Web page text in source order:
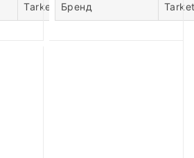
Tarkett Бренд